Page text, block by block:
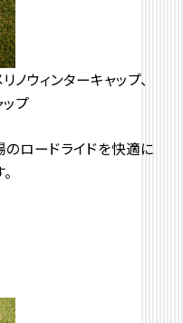
ノウィンターキャップ、
プ
のロードライドを快適に